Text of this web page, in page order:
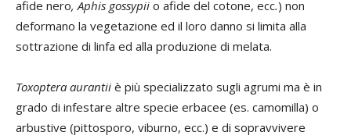
afide nero, Aphis gossypii o afide del cotone, ecc.) non
deformano la vegetazione ed il loro danno si limita alla
sottrazione di linfa ed alla produzione di melata.
Toxoptera aurantii è più specializzato sugli agrumi ma è in
grado di infestare altre specie erbacee (es. camomilla) o
arbustive (pittosporo, viburno, ecc.) e di sopravvivere